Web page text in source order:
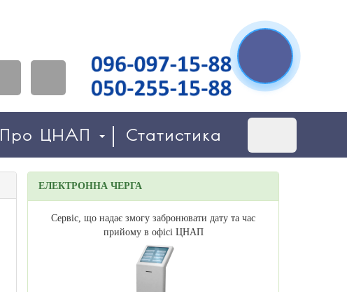
Про ЦНАП Статистика
ЕЛЕКТРОННА ЧЕРГА
Сервіс, що надає змогу забронювати дату та час
прийому в офісі ЦНАП